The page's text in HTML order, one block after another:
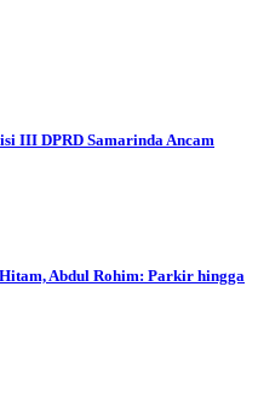
III DPRD Samarinda Ancam
Abdul Rohim: Parkir hingga